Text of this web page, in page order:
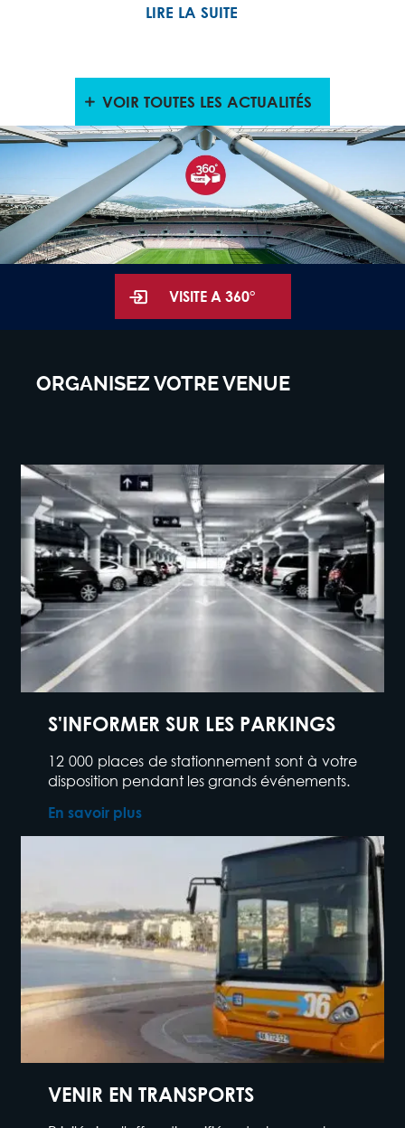
LIRE LA SUITE
VOIR TOUTES LES ACTUALITÉS
VISITE A 360°
ORGANISEZ VOTRE VENUE
S'INFORMER SUR LES PARKINGS
12 000 places de stationnement sont à votre
disposition pendant les grands événements.
En savoir plus
VENIR EN TRANSPORTS